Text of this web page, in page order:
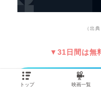
（出
▼31日間は無
コンスタンティ
トップ 映画一覧